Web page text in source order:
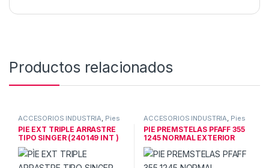
Productos relacionados
ACCESORIOS INDUSTRIA, Pies
& guias triple
PÌE EXT TRIPLE ARRASTRE
TIPO SINGER (240149 INT )
ACCESORIOS INDUSTRIA, Pies
& guias triple
PIE PREMSTELAS PFAFF 355
1245 NORMAL EXTERIOR